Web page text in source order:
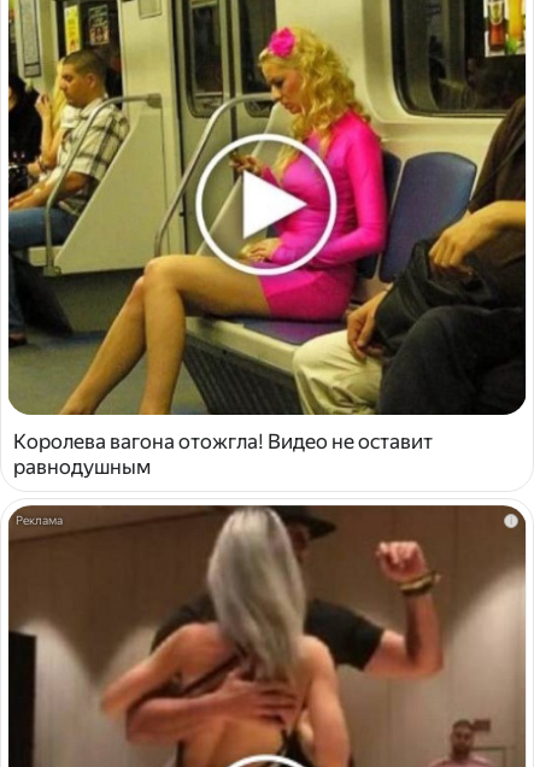
Королева вагона отожгла! Видео не оставит
равнодушным
i